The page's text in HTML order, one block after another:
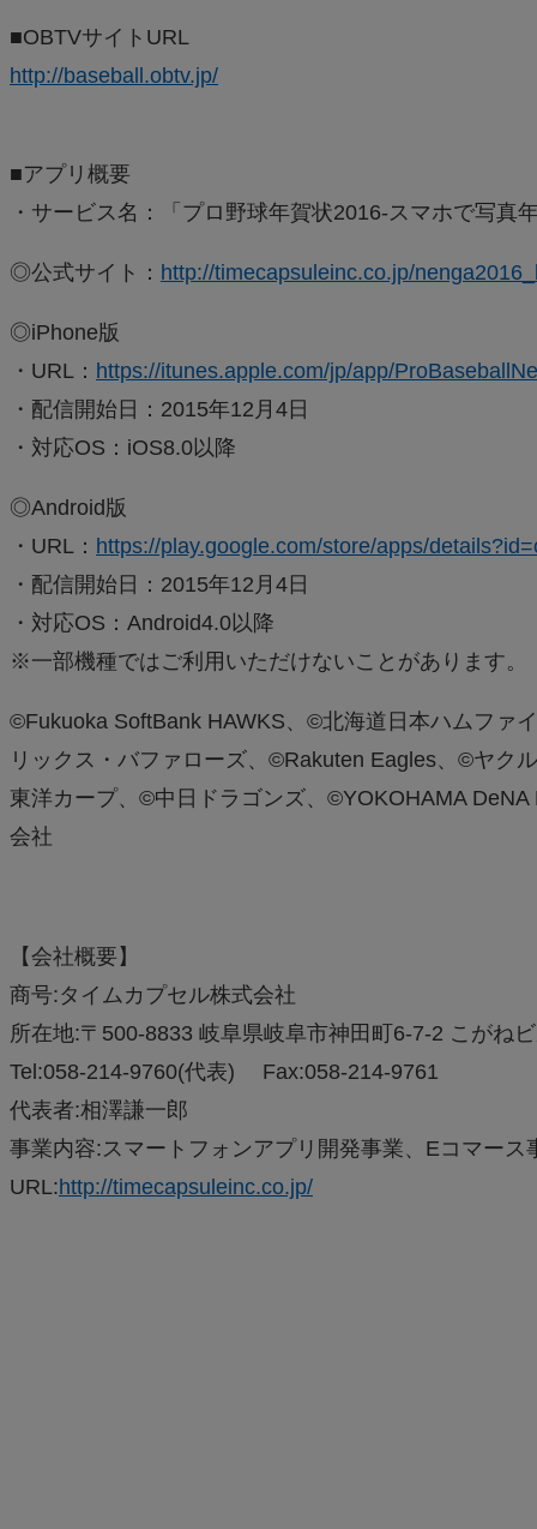
■OBTVサイトURL
http://baseball.obtv.jp/
■アプリ概要
・サービス名：「プロ野球年賀状2016-スマホで写真
◎公式サイト： http://timecapsuleinc.co.jp/
◎iPhone版
・URL： https://itunes.apple.com/jp/app/
・配信開始日：2015年12月4日
・対応OS：iOS8.0以降
◎Android版
・URL： https://play.google.com/store/apps/
・配信開始日：2015年12月4日
・対応OS：Android4.0以降
※一部機種ではご利用いただけないことがあります。
©Fukuoka SoftBank HAWKS、©北海道日本ハムファ
リックス・バファローズ、©Rakuten Eagles、©ヤク
東洋カープ、©中日ドラゴンズ、©YOKOHAMA
会社
【会社概要】
商号:タイムカプセル株式会社
所在地:〒500-8833 岐阜県岐阜市神田町6-7-2 こがね
Tel:058-214-9760(代表) Fax:058-214-9761
代表者:相澤謙一郎
事業内容:スマートフォンアプリ開発事業、Eコマース
URL: http://timecapsuleinc.co.jp/